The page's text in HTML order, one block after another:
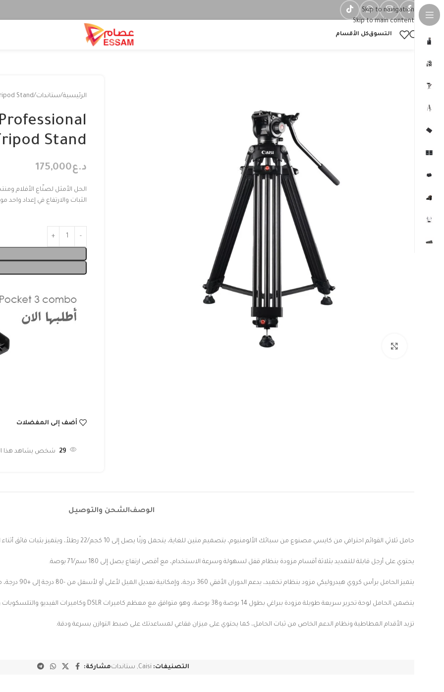
Skip to navigation
Skip to main content
التسوقكل الأقسام
الرئيسية ستاندات Stand
Stand
د.ع175,000
الحل الأمثل لصنّاع الأفلام
الثبات والارتفاع في إعداد واحد
أضف إلى المفضلات
29 شخص يشاهد هذا
الوصفالشحن والتوصيل
حامل ثلاثي القوائم احترافي من كايسي مصنوع من سبائك الألومنيوم، بتصميم متين للغاية، يتحمل وزنًا يصل إلى 10 كجم/22 رطلاً، ويتميز بثبات فائق أثناء الاستخدام. يأتي مع حقيبة حمل لسهولة التخزين والنقل.
يحتوي على أرجل قابلة للتمديد بثلاثة أقسام مزودة بنظام قفل لسهولة وسرعة الاستخدام، مع أقصى ارتفاع يصل إلى 180 سم/71 بوصة.
يتميز الحامل برأس كروي هيدروليكي مزود بنظام تخميد، يدعم الدوران الأفقي 360 درجة، وإمكانية تعديل الميل لأعلى أو لأسفل من -80 درجة إلى +90 درجة، مما يجعله مثاليًا للتصوير البانورامي.
يتضمن الحامل لوحة تحرير سريعة طويلة مزودة ببراغي بطول 14 بوصة و38 بوصة، وهو متوافق مع معظم كاميرات DSLR وكاميرات الفيديو والتلسكوبات وغيرها.
تزيد الأقدام المطاطية ونظام الدعم الخاص من ثبات الحامل، كما يحتوي على ميزان فقاعي لمساعدتك على ضبط التوازن بسرعة ودقة.
التصنيفات: Caisi
, ستانداتمشاركة: